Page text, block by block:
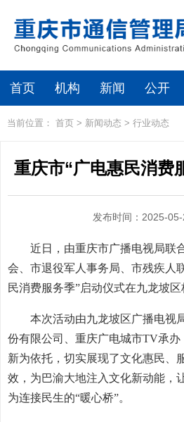
首页 机构 新闻 公开
当前位置： 首页 > 新闻动态 > 行业动态
重庆市“广电惠民消费
发布时间：2025-
近日，由重庆市广播电视局联
会、市退役军人事务局、市残疾人
民消费服务季”启动仪式在九龙坡区
本次活动由九龙坡区广播电视
份有限公司、重庆广电城市TV承办
新为依托，切实展现了文化惠民、
效，为巴渝大地注入文化新动能，
为连接民生的“暖心桥”。